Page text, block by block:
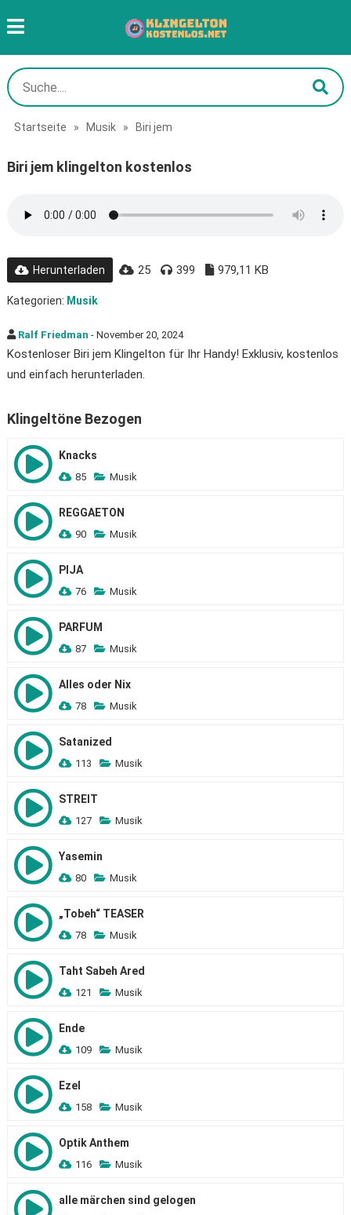
Startseite » Musik » Biri jem
Biri jem klingelton kostenlos
Herunterladen 25 399 979,11 KB
Kategorien: Musik
Ralf Friedman - November 20, 2024
Kostenloser Biri jem Klingelton für Ihr Handy! Exklusiv, kostenlos
und einfach herunterladen.
Klingeltöne Bezogen
Knacks
85 Musik
REGGAETON
90 Musik
PIJA
76 Musik
PARFUM
87 Musik
Alles oder Nix
78 Musik
Satanized
113 Musik
STREIT
127 Musik
Yasemin
80 Musik
„Tobeh“ TEASER
78 Musik
Taht Sabeh Ared
121 Musik
Ende
109 Musik
Ezel
158 Musik
Optik Anthem
116 Musik
alle märchen sind gelogen